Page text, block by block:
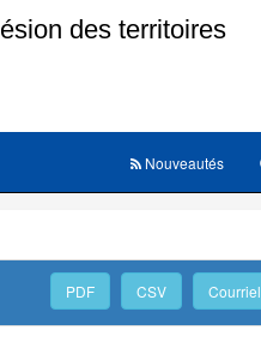
Nouveautés
PDF CSV Courriel